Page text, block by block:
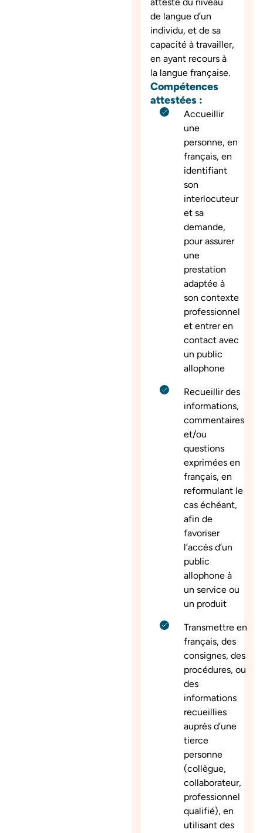
de langue d’un
individu, et de sa
capacité à travailler,
en ayant recours à
la langue française.
Compétences
attestées :
Accueillir
une
personne, en
français, en
identifiant
son
interlocuteur
et sa
demande,
pour assurer
une
prestation
adaptée à
son contexte
professionnel
et entrer en
contact avec
un public
allophone
Recueillir des
informations,
commentaires
et/ou
questions
exprimées en
français, en
reformulant le
cas échéant,
afin de
favoriser
l’accès d’un
public
allophone à
un service ou
un produit
Transmettre en
français, des
consignes, des
procédures, ou
des
informations
recueillies
auprès d’une
tierce
personne
(collègue,
collaborateur,
professionnel
qualifié), en
utilisant des